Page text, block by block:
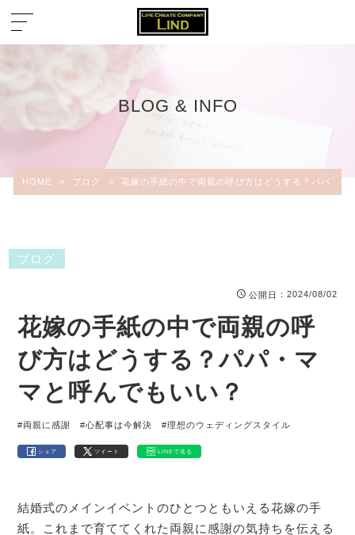
BLOG & INFO
HOME > ブログ > 花嫁の手紙の中で両親の呼び方はどうする？パパ・マ
ブログ
公開日 ：2024/08/02
花嫁の手紙の中で両親の呼
び方はどうする？パパ・マ
マと呼んでもいい？
#両親に感謝 #心配事は今解決 #理想のウェディングスタイル
シェア ツイート LINEで送る
結婚式のメインイベントのひとつともいえる花嫁の手
紙。これまで育ててくれた両親に感謝の気持ちを伝える